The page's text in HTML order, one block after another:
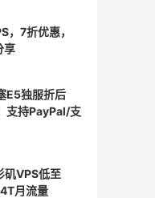
，7折优惠，
享
E5独服折后
支持PayPal/支
VPS低至
月流量